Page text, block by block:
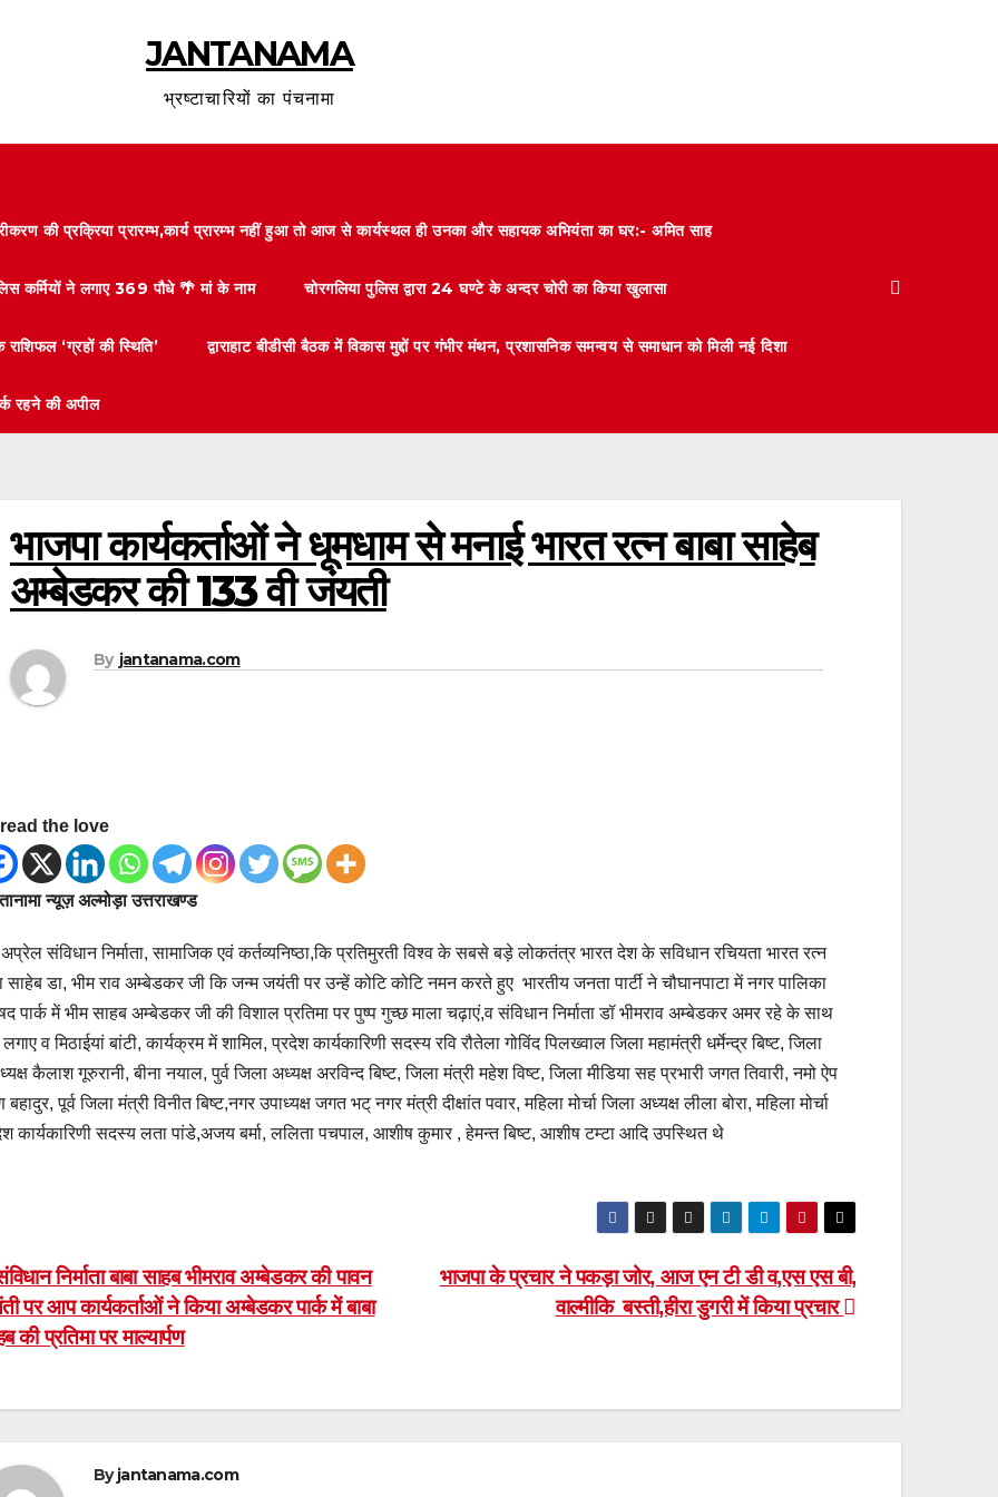
JANTANAMA
भ्रष्टाचारियों का पंचनामा
की प्रक्रिया प्रारम्भ,कार्य प्रारम्भ नहीं हुआ तो आज से कार्यस्थल ही उनका और सहायक अभियंता का घर:- अमित साह
कर्मियों ने लगाए 369 पौधे 🌴 मां के नाम चोरगलिया पुलिस द्वारा 24 घण्टे के अन्दर चोरी का किया खुलासा
‘ग्रहों की स्थिति’ द्वाराहाट बीडीसी बैठक में विकास मुद्दों पर गंभीर मंथन, प्रशासनिक समन्वय से समाधान को मिली नई दिशा
रहने की अपील
भाजपा कार्यकर्ताओं ने धूमधाम से मनाई भारत रत्न बाबा साहेब
अम्बेडकर की 133 वी जंयती
By jantanama.com
the love
न्यूज़ अल्मोड़ा उत्तराखण्ड
संविधान निर्माता, सामाजिक एवं कर्तव्यनिष्ठा,कि प्रतिमुरती विश्व के सबसे बड़े लोकतंत्र भारत देश के सविधान रचियता भारत रत्न
साहेब डा, भीम राव अम्बेडकर जी कि जन्म जयंती पर उन्हें कोटि कोटि नमन करते हुए भारतीय जनता पार्टी ने चौघानपाटा में नगर पालिका
पार्क में भीम साहब अम्बेडकर जी की विशाल प्रतिमा पर पुष्प गुच्छ माला चढ़ाएं,व संविधान निर्माता डॉ भीमराव अम्बेडकर अमर रहे के साथ
लगाए व मिठाईयां बांटी, कार्यक्रम में शामिल, प्रदेश कार्यकारिणी सदस्य रवि रौतेला गोविंद पिलख्वाल जिला महामंत्री धर्मेन्द्र बिष्ट, जिला
कैलाश गूरुरानी, बीना नयाल, पुर्व जिला अध्यक्ष अरविन्द बिष्ट, जिला मंत्री महेश विष्ट, जिला मीडिया सह प्रभारी जगत तिवारी, नमो ऐप
बहादुर, पूर्व जिला मंत्री विनीत बिष्ट,नगर उपाध्यक्ष जगत भट् नगर मंत्री दीक्षांत पवार, महिला मोर्चा जिला अध्यक्ष लीला बोरा, महिला मोर्चा
कार्यकारिणी सदस्य लता पांडे,अजय बर्मा, ललिता पचपाल, आशीष कुमार , हेमन्त बिष्ट, आशीष टम्टा आदि उपस्थित थे
भाजपा के प्रचार ने पकड़ा जोर, आज एन टी डी व,एस एस बी,
वाल्मीकि बस्ती,हीरा डुगरी में किया प्रचार
निर्माता बाबा साहब भीमराव अम्बेडकर की पावन
पर आप कार्यकर्ताओं ने किया अम्बेडकर पार्क में बाबा
की प्रतिमा पर माल्यार्पण
Byjantanama.com